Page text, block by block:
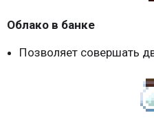
Облако в банке
Позволяет совершать